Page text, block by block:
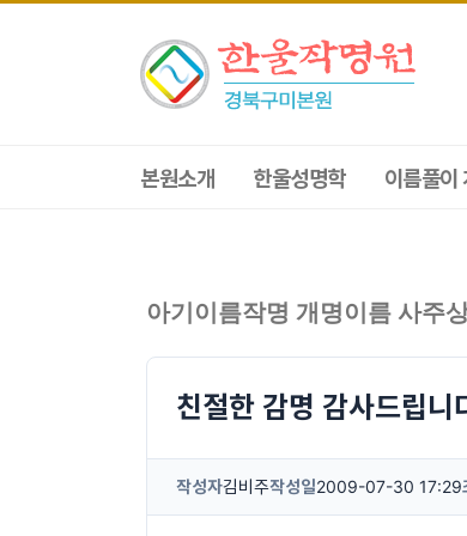
본원소개 한울성명학 이름풀이
아기이름작명 개명이름 사주
친절한 감명 감사드립니
작성자김비주작성일2009-07-30 17:29